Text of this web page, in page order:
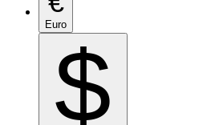
Euro
$